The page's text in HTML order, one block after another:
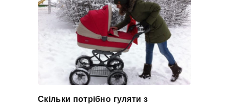
Скільки потрібно гуляти з